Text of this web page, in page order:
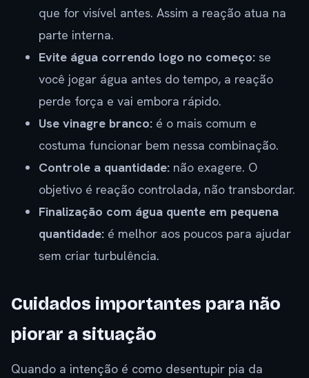
que for visível antes. Assim a reação atua na
parte interna.
Evite água correndo logo no começo: se
você jogar água antes do tempo, a reação
perde força e vai embora rápido.
Use vinagre branco: é o mais comum e
costuma funcionar bem nessa combinação.
Controle a quantidade: não exagere. O
objetivo é reação controlada, não transbordar.
Finalização com água quente em pequena
quantidade: é melhor aos poucos para ajudar
sem criar turbulência.
Cuidados importantes para não
piorar a situação
Quando a intenção é como desentupir pia da